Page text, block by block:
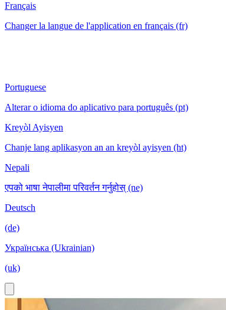
Français
Changer la langue de l'application en français (fr)
Portuguese
Alterar o idioma do aplicativo para português (pt)
Kreyòl Ayisyen
Chanje lang aplikasyon an an kreyòl ayisyen (ht)
Nepali
एपको भाषा नेपालीमा परिवर्तन गर्नुहोस् (ne)
Deutsch
(de)
Українська (Ukrainian)
(uk)